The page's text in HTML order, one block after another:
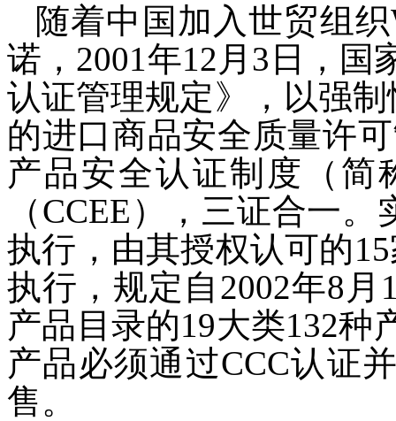
随着中国加入世贸组
诺，2001年12月3日，国
认证管理规定》，以强
的进口商品安全质量许
产品安全认证制度（简
（CCEE），三证合一
执行，由其授权认可的
执行，规定自2002年8
产品目录的19大类132种
产品必须通过CCC认证
售。